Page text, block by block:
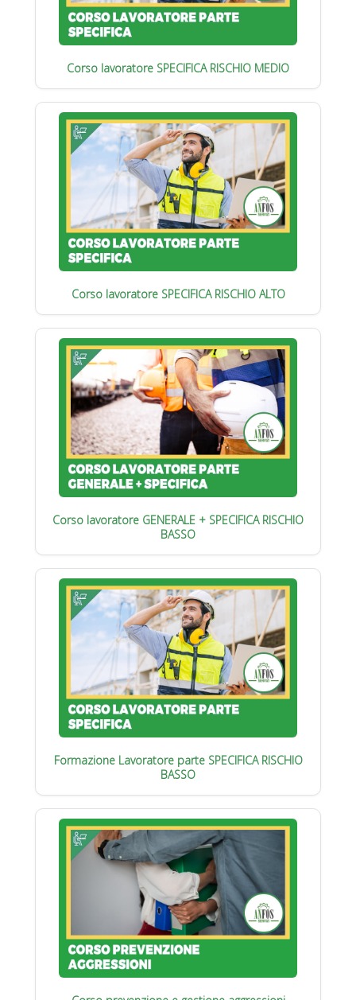
Corso lavoratore SPECIFICA RISCHIO MEDIO
Corso lavoratore SPECIFICA RISCHIO ALTO
Corso lavoratore GENERALE + SPECIFICA RISCHIO
BASSO
Formazione Lavoratore parte SPECIFICA RISCHIO
BASSO